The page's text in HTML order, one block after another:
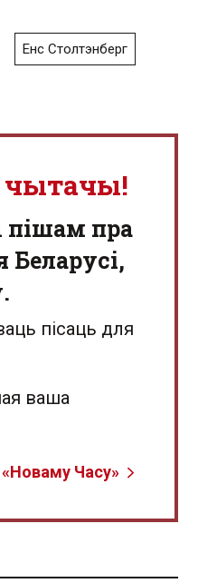
Енс Столтэнберг
пра
Беларусі,
пісаць для
ваша
Часу»